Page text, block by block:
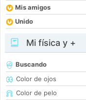
Mis amigos
Unido
Mi física y +
Buscando
Color de ojos
Color de pelo